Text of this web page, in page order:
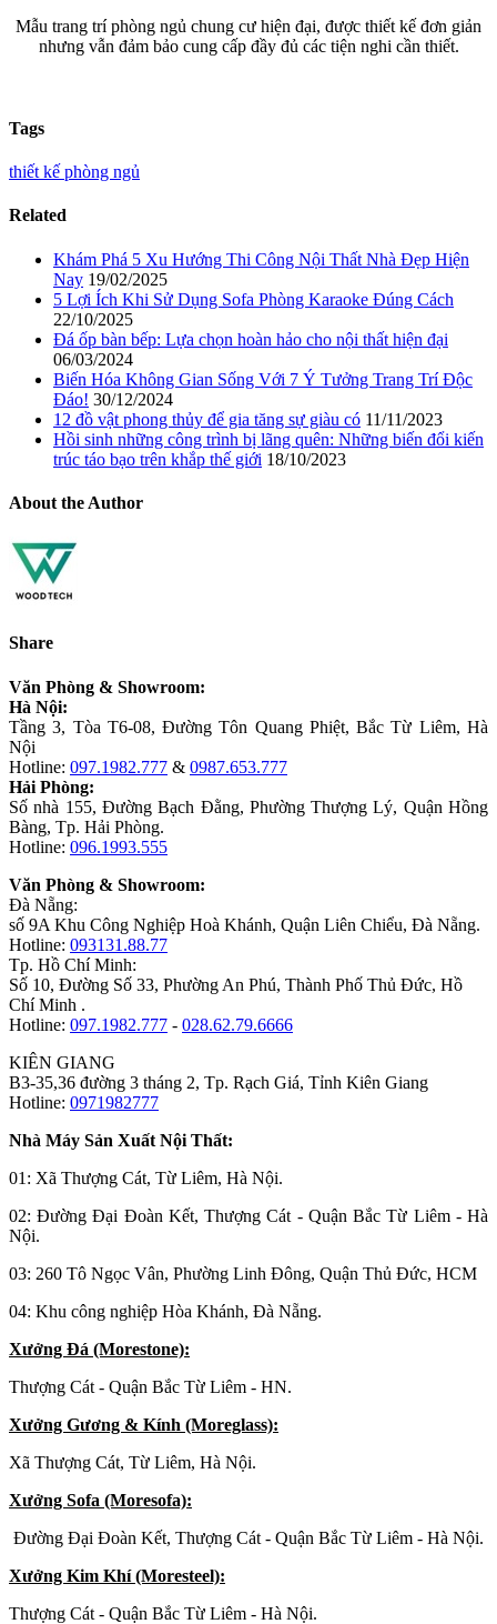
Mẫu trang trí phòng ngủ chung cư hiện đại, được thiết kế đơn giản
nhưng vẫn đảm bảo cung cấp đầy đủ các tiện nghi cần thiết.
Tags
thiết kế phòng ngủ
Related
Khám Phá 5 Xu Hướng Thi Công Nội Thất Nhà Đẹp Hiện
Nay 19/02/2025
5 Lợi Ích Khi Sử Dụng Sofa Phòng Karaoke Đúng Cách
22/10/2025
Đá ốp bàn bếp: Lựa chọn hoàn hảo cho nội thất hiện đại
06/03/2024
Biến Hóa Không Gian Sống Với 7 Ý Tưởng Trang Trí Độc
Đáo! 30/12/2024
12 đồ vật phong thủy để gia tăng sự giàu có 11/11/2023
Hồi sinh những công trình bị lãng quên: Những biến đổi kiến
trúc táo bạo trên khắp thế giới 18/10/2023
About the Author
Share
Văn Phòng & Showroom:
Hà Nội:
Tầng 3, Tòa T6-08, Đường Tôn Quang Phiệt, Bắc Từ Liêm, Hà
Nội
Hotline: 097.1982.777 & 0987.653.777
Hải Phòng:
Số nhà 155, Đường Bạch Đằng, Phường Thượng Lý, Quận Hồng
Bàng, Tp. Hải Phòng.
Hotline: 096.1993.555
Văn Phòng & Showroom:
Đà Nẵng:
số 9A Khu Công Nghiệp Hoà Khánh, Quận Liên Chiểu, Đà Nẵng.
Hotline: 093131.88.77
Tp. Hồ Chí Minh:
Số 10, Đường Số 33, Phường An Phú, Thành Phố Thủ Đức, Hồ
Chí Minh .
Hotline: 097.1982.777 - 028.62.79.6666
KIÊN GIANG
B3-35,36 đường 3 tháng 2, Tp. Rạch Giá, Tỉnh Kiên Giang
Hotline: 0971982777
Nhà Máy Sản Xuất Nội Thất:
01: Xã Thượng Cát, Từ Liêm, Hà Nội.
02: Đường Đại Đoàn Kết, Thượng Cát - Quận Bắc Từ Liêm - Hà
Nội.
03: 260 Tô Ngọc Vân, Phường Linh Đông, Quận Thủ Đức, HCM
04: Khu công nghiệp Hòa Khánh, Đà Nẵng.
Xưởng Đá (Morestone):
Thượng Cát - Quận Bắc Từ Liêm - HN.
Xưởng Gương & Kính (Moreglass):
Xã Thượng Cát, Từ Liêm, Hà Nội.
Xưởng Sofa (Moresofa):
Đường Đại Đoàn Kết, Thượng Cát - Quận Bắc Từ Liêm - Hà Nội.
Xưởng Kim Khí (Moresteel):
Thượng Cát - Quận Bắc Từ Liêm - Hà Nội.